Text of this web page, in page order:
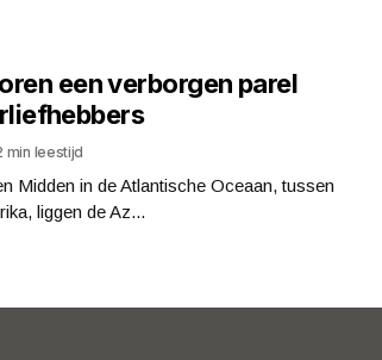
een verborgen parel
min leestijd
Midden in de Atlantische Oceaan, tussen
liggen de Az...